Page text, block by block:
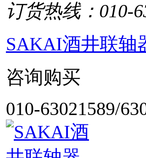
订货热线：010-
SAKAI酒井联轴
咨询购买
010-63021589/